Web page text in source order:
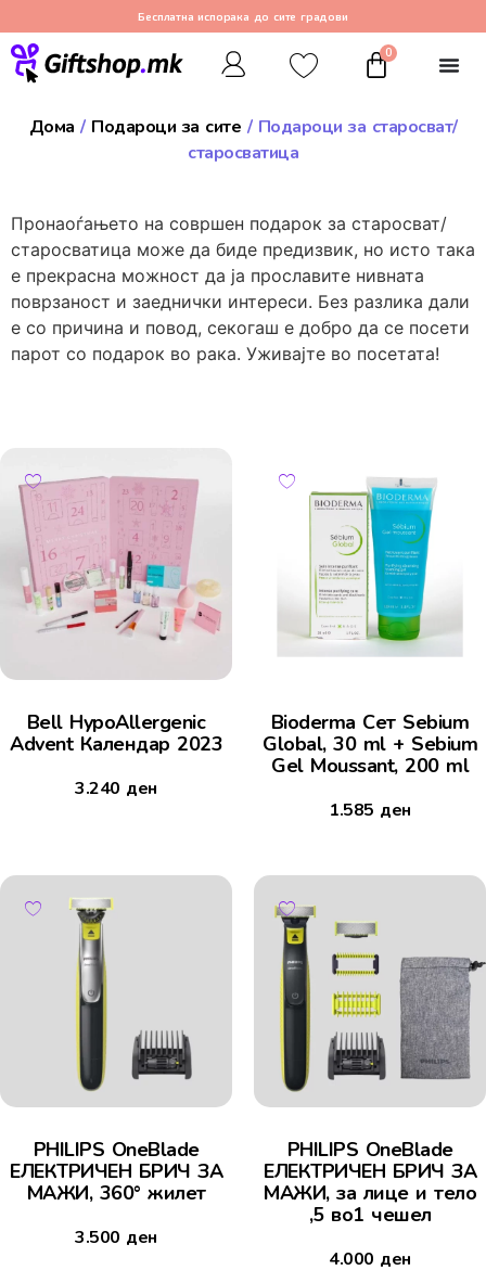
Бесплатна испорака до сите градови
0
Дома / Подароци за сите / Подароци за старосват/
старосватица
Пронаоѓањето на совршен подарок за старосват/
старосватица може да биде предизвик, но исто така
е прекрасна можност да ја прославите нивната
поврзаност и заеднички интереси. Без разлика дали
е со причина и повод, секогаш е добро да се посети
парот со подарок во рака. Уживајте во посетата!
Bell HypoAllergenic
Advent Календар 2023
3.240 ден
Bioderma Сет Sebium
Global, 30 ml + Sebium
Gel Moussant, 200 ml
1.585 ден
PHILIPS OneBlade
ЕЛЕКТРИЧЕН БРИЧ ЗА
МАЖИ, 360° жилет
3.500 ден
PHILIPS OneBlade
ЕЛЕКТРИЧЕН БРИЧ ЗА
МАЖИ, за лице и тело
,5 во1 чешел
4.000 ден